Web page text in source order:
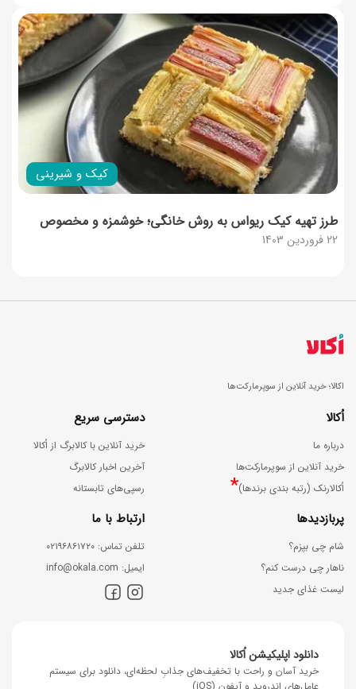
کیک و شیرینی
22 فروردین 1403
طرز تهیه کیک ریواس به روش خانگی؛ خوشمزه و مخصوص
اکالا؛ خرید آنلاین از سوپرمارکت‌ها
اُکالا
درباره ما
خرید آنلاین از سوپرمارکت‌ها
اُکالارنک (رتبه بندی برندها)*
دسترسی سریع
خرید آنلاین با کالابرگ از اُکالا
آخرین اخبار کالابرگ
رسپی‌های تابستانه
پربازدیدها
شام چی بپزم؟
ناهار چی درست کنم؟
لیست غذای جدید
ارتباط با ما
ﺗﻠﻔﻦ ﺗﻤﺎس: ۰۲۱۹۶۸۶۱۷۲۰
اﯾﻤﯿﻞ: info@okala.com
دانلود اپلیکیشن اُکالا
خرید آسان و راحت با تخفیف‌های جذابِ لحظه‌ای، دانلود برای سیستم